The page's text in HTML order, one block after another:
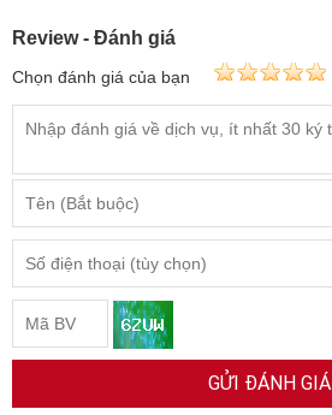
Review - Đánh giá
Chọn đánh giá của bạn
GỬI ĐÁNH GIÁ